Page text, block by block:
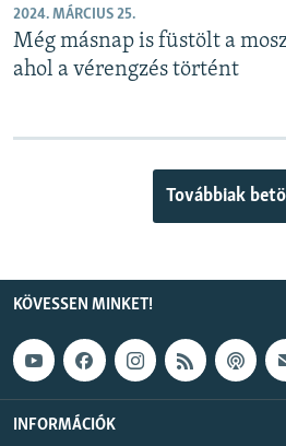
2024. MÁRCIUS 25.
Még másnap is füstölt a
ahol a vérengzés történt
Továbbiak
KÖVESSEN MINKET!
INFORMÁCIÓK